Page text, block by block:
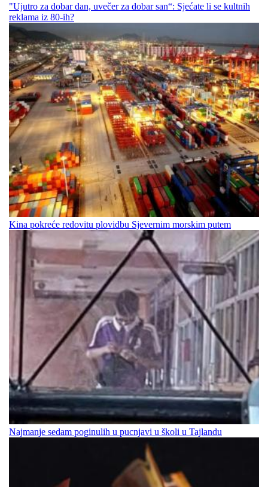
"Ujutro za dobar dan, uvečer za dobar san“: Sjećate li se kultnih
reklama iz 80-ih?
Kina pokreće redovitu plovidbu Sjevernim morskim putem
Najmanje sedam poginulih u pucnjavi u školi u Tajlandu